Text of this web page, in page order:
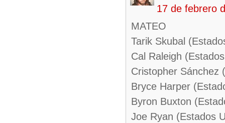
17 de febrero
MATEO
Tarik Skubal
Cal Raleigh
Cristopher Sánchez
Bryce Harper
Byron Buxton
Joe Ryan (Estados